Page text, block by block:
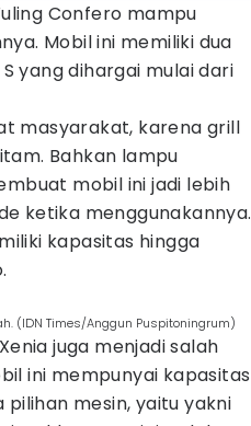
Confero mampu
Mobil ini memiliki dua
yang dihargai mulai dari
masyarakat, karena grill
Bahkan lampu
mobil ini jadi lebih
ketika menggunakannya.
kapasitas hingga
(IDN Times/Anggun Puspitoningrum)
juga menjadi salah
ini mempunyai kapasitas
mesin, yaitu yakni